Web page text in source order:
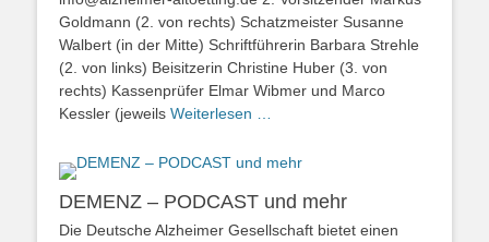
Goldmann (2. von rechts) Schatzmeister Susanne
Walbert (in der Mitte) Schriftführerin Barbara Strehle
(2. von links) Beisitzerin Christine Huber (3. von
rechts) Kassenprüfer Elmar Wibmer und Marco
Kessler (jeweils Weiterlesen …
DEMENZ – PODCAST und mehr
Die Deutsche Alzheimer Gesellschaft bietet einen